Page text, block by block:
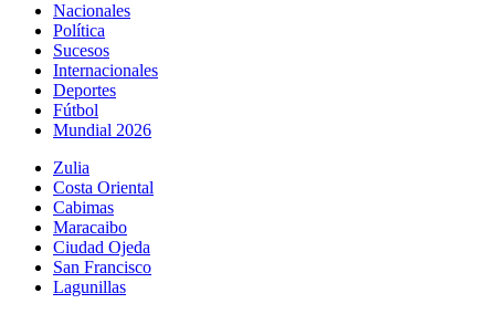
Nacionales
Política
Sucesos
Internacionales
Deportes
Fútbol
Mundial 2026
Zulia
Costa Oriental
Cabimas
Maracaibo
Ciudad Ojeda
San Francisco
Lagunillas